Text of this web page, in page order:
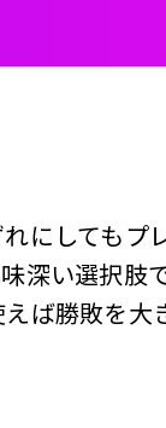
にしてもプ
深い選択肢
ば勝敗を大